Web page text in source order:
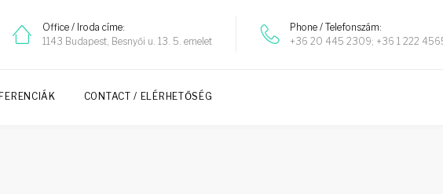
Office / Iroda címe:
1143 Budapest, Besnyői u. 13. 5. emelet
Phone / Telefonszám:
+36 20 445 2309; +36 1 222
CONTACT / ELÉRHETŐSÉG